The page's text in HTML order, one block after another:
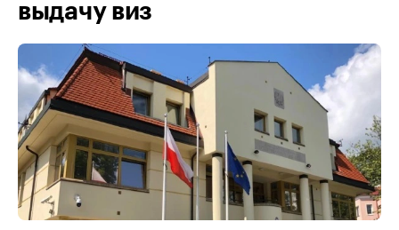
выдачу виз